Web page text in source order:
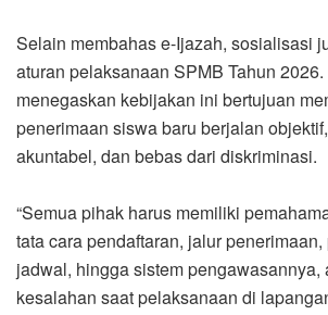
Selain membahas e-Ijazah, sosialisasi
aturan pelaksanaan SPMB Tahun
menegaskan kebijakan ini bertujuan
penerimaan siswa baru berjalan
akuntabel, dan bebas dari diskriminasi.
“Semua pihak harus memiliki
tata cara pendaftaran, jalur penerimaan,
jadwal, hingga sistem pengawasannya,
kesalahan saat pelaksanaan di